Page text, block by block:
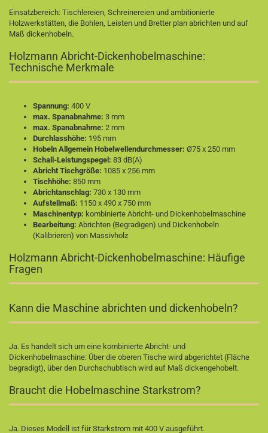
Einsatzbereich: Tischlereien, Schreinereien und ambitionierte
Holzwerkstätten, die Bohlen, Leisten und Bretter plan abrichten und auf
Maß dickenhobeln.
Holzmann Abricht-Dickenhobelmaschine:
Technische Merkmale
Spannung: 400 V
max. Spanabnahme: 3 mm
max. Spanabnahme: 2 mm
Durchlasshöhe: 195 mm
Hobeln Allgemein Hobelwellendurchmesser: Ø75 x 250 mm
Schall-Leistungspegel: 83 dB(A)
Abricht Tischgröße: 1085 x 256 mm
Tischhöhe: 850 mm
Abrichtanschlag: 730 x 130 mm
Aufstellmaß: 1150 x 490 x 750 mm
Maschinentyp: kombinierte Abricht- und Dickenhobelmaschine
Bearbeitung: Abrichten (Begradigen) und Dickenhobeln
(Kalibrieren) von Massivholz
Holzmann Abricht-Dickenhobelmaschine: Häufige
Fragen
Kann die Maschine abrichten und dickenhobeln?
Ja. Es handelt sich um eine kombinierte Abricht- und
Dickenhobelmaschine: Über die oberen Tische wird abgerichtet (Fläche
begradigt), über den Durchschubtisch wird auf Maß dickengehobelt.
Braucht die Hobelmaschine Starkstrom?
Ja. Dieses Modell ist für Starkstrom mit 400 V ausgeführt.